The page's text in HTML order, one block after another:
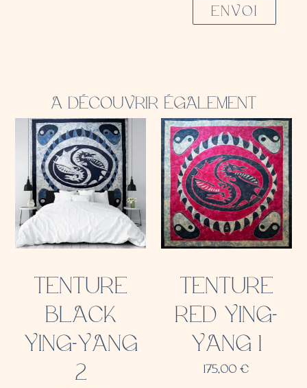
ENVOI
A DÉCOUVRIR ÉGALEMENT
TENTURE
BLACK
YING-YANG
2
TENTURE
RED YING-
YANG 1
175,00€